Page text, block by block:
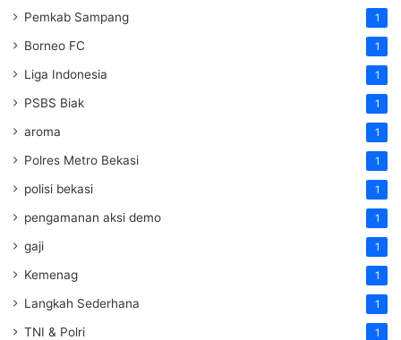
Pemkab Sampang 1
Borneo FC 1
Liga Indonesia 1
PSBS Biak 1
aroma 1
Polres Metro Bekasi 1
polisi bekasi 1
pengamanan aksi demo 1
gaji 1
Kemenag 1
Langkah Sederhana 1
TNI & Polri 1